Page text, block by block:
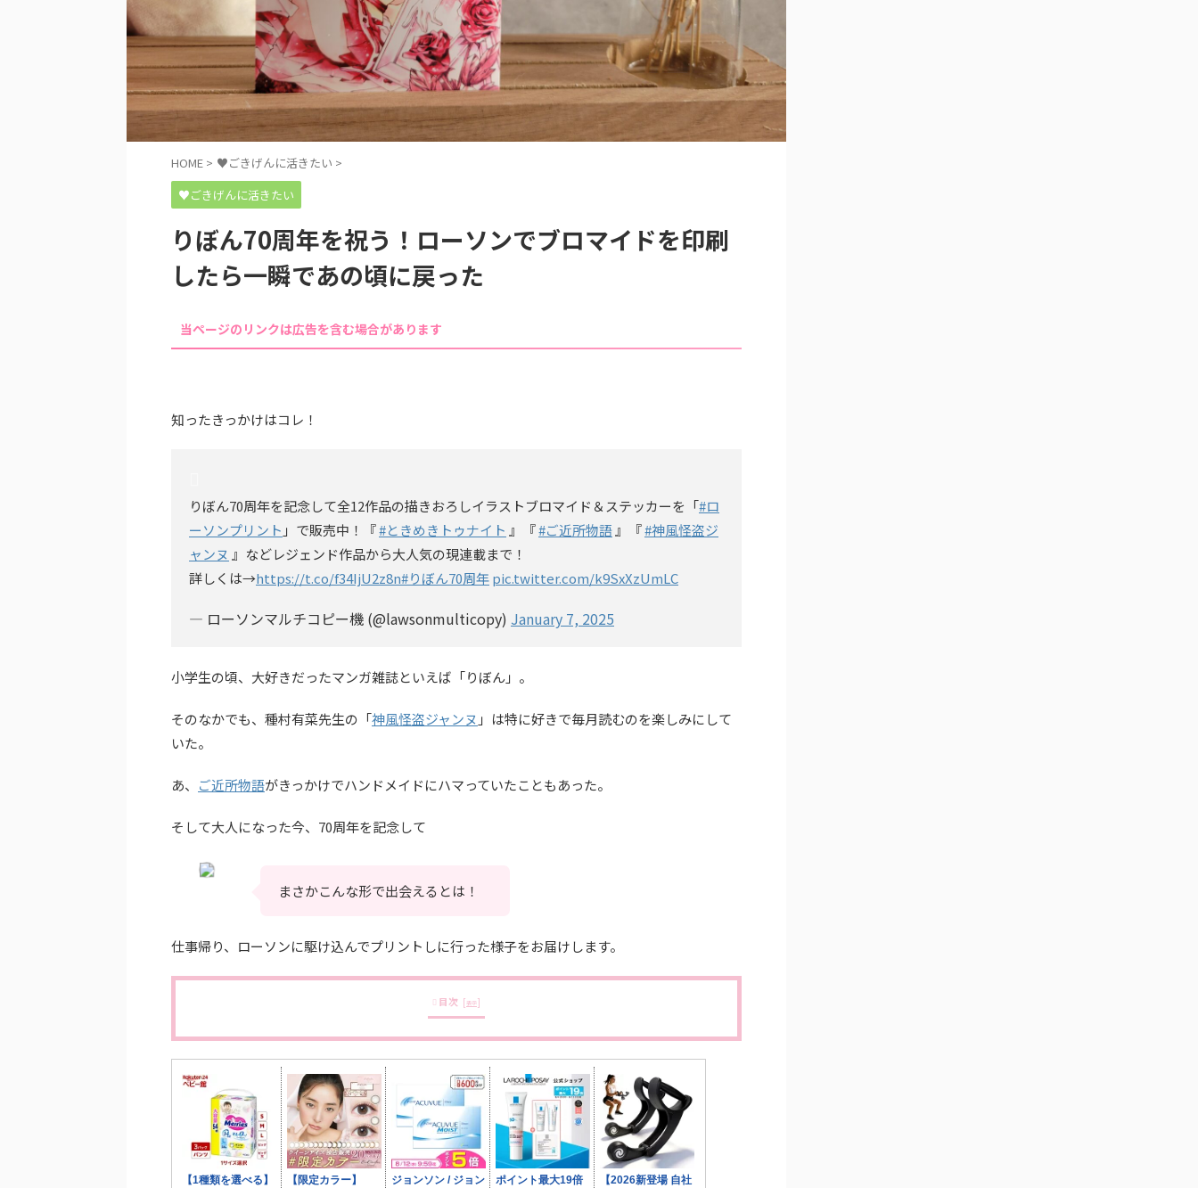
HOME > ♥ごきげんに活きたい >
♥ごきげんに活きたい
りぼん70周年を祝う！ローソンでブロマイドを印刷
したら一瞬であの頃に戻った
当ページのリンクは広告を含む場合があります
知ったきっかけはコレ！
りぼん70周年を記念して全12作品の描きおろしイラストブロマイド＆ステッカーを「#ロ
ーソンプリント 」で販売中！『#ときめきトゥナイト 』『#ご近所物語 』『#神風怪盗ジ
ャンヌ 』などレジェンド作品から大人気の現連載まで！
詳しくは→https://t.co/f34IjU2z8n#りぼん70周年pic.twitter.com/k9SxXzUmLC
— ローソンマルチコピー機 (@lawsonmulticopy) January 7, 2025
小学生の頃、大好きだったマンガ雑誌といえば「りぼん」。
そのなかでも、種村有菜先生の「神風怪盗ジャンヌ 」は特に好きで毎月読むのを楽しみにして
いた。
あ、 ご近所物語がきっかけでハンドメイドにハマっていたこともあった。
そして大人になった今、70周年を記念して
まさかこんな形で出会えるとは！
仕事帰り、ローソンに駆け込んでプリントしに行った様子をお届けします。
目次 [表示]